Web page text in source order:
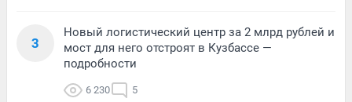
3
Новый логистический центр за 2 млрд рублей и
мост для него отстроят в Кузбассе —
подробности
6 230 5